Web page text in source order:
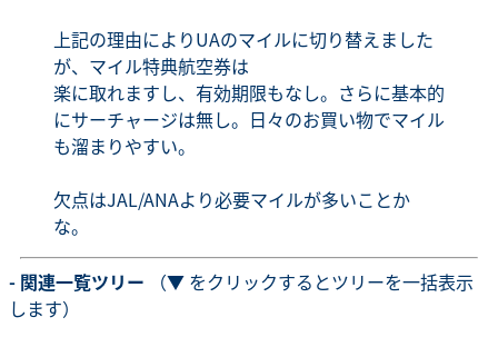
上記の理由によりUAのマイルに切り替えました
が、マイル特典航空券は
楽に取れますし、有効期限もなし。さらに基本的
にサーチャージは無し。日々のお買い物でマイル
も溜まりやすい。
欠点はJAL/ANAより必要マイルが多いことか
な。
- 関連一覧ツリー （▼ をクリックするとツリーを一括表示
します）